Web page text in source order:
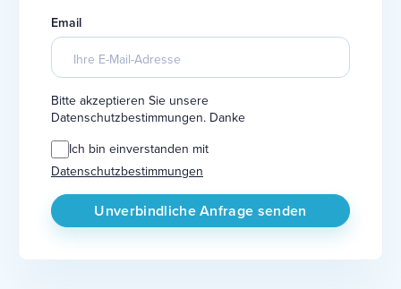
Email
Bitte akzeptieren Sie unsere
Datenschutzbestimmungen. Danke
Ich bin einverstanden mit
Datenschutzbestimmungen